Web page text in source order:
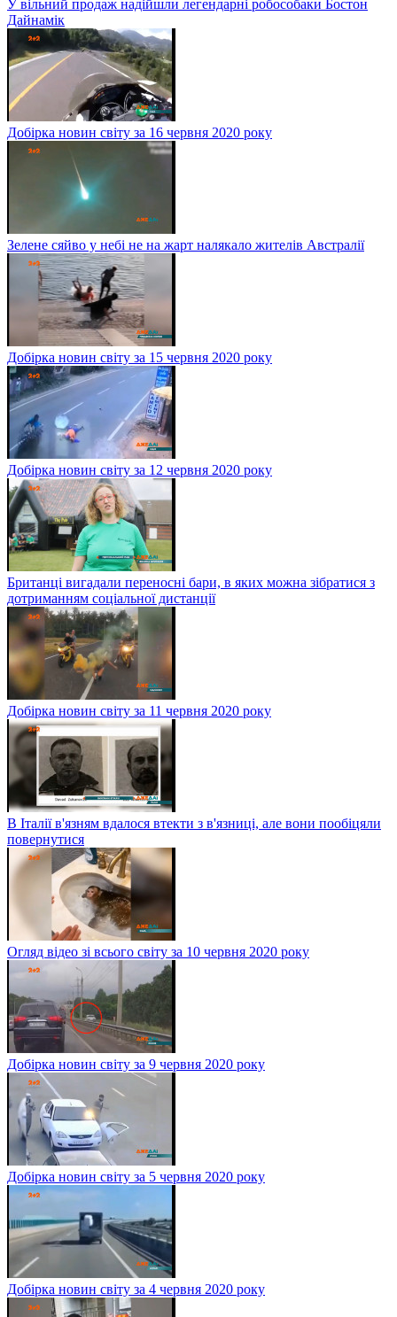
У вільний продаж надійшли легендарні робособаки Бостон
Дайнамік
Добірка новин світу за 16 червня 2020 року
Зелене сяйво у небі не на жарт налякало жителів Австралії
Добірка новин світу за 15 червня 2020 року
Добірка новин світу за 12 червня 2020 року
Британці вигадали переносні бари, в яких можна зібратися з
дотриманням соціальної дистанції
Добірка новин світу за 11 червня 2020 року
В Італії в'язням вдалося втекти з в'язниці, але вони пообіцяли
повернутися
Огляд відео зі всього світу за 10 червня 2020 року
Добірка новин світу за 9 червня 2020 року
Добірка новин світу за 5 червня 2020 року
Добірка новин світу за 4 червня 2020 року